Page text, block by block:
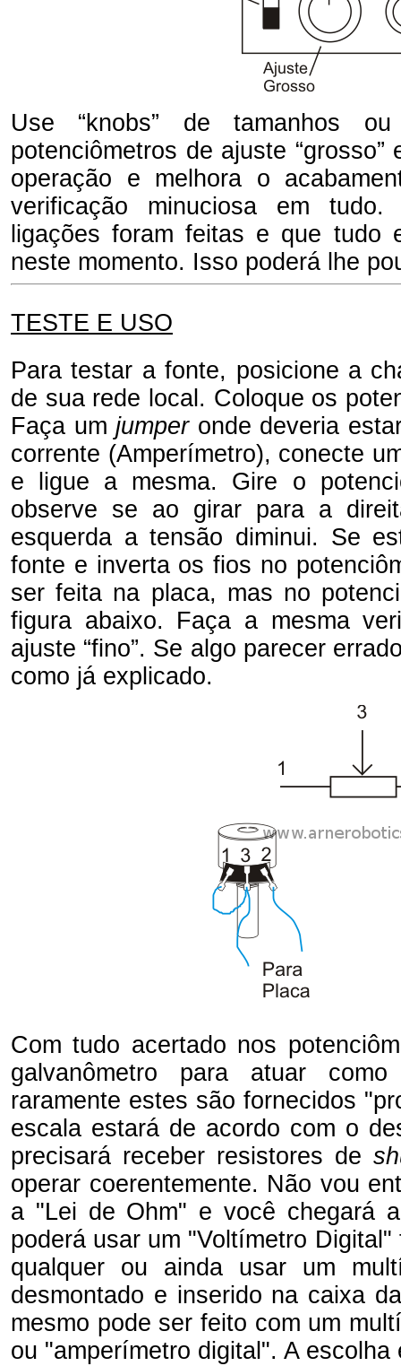
Use “knobs” de tamanhos
potenciômetros de ajuste “grosso”
operação e melhora o
verificação minuciosa em
ligações foram feitas e que tudo
neste momento. Isso poderá lhe
TESTE E USO
Para testar a fonte, posicione a
de sua rede local. Coloque os
Faça um jumperonde deveria
corrente (Amperímetro), conecte
e ligue a mesma. Gire o
observe se ao girar para a
esquerda a tensão diminui. Se
fonte e inverta os fios no
ser feita na placa, mas no
figura abaixo. Faça a mesma
ajuste “fino”. Se algo parecer
como já explicado.
Com tudo acertado nos
galvanômetro para atuar
raramente estes são fornecidos
escala estará de acordo com o
precisará receber resistores de
operar coerentemente. Não vou
a "Lei de Ohm" e você chegará
poderá usar um "Voltímetro
qualquer ou ainda usar um
desmontado e inserido na caixa
mesmo pode ser feito com um
ou "amperímetro digital". A escolha